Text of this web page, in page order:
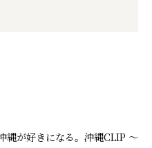
縄が好きになる。沖縄CLIP ～